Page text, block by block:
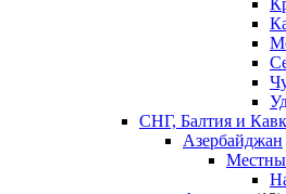
СНГ, Балтия и
Азербайджан